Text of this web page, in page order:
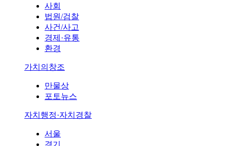
사회
법원/검찰
사건/사고
경제·유통
환경
가치의창조
만물상
포토뉴스
자치행정·자치경찰
서울
경기